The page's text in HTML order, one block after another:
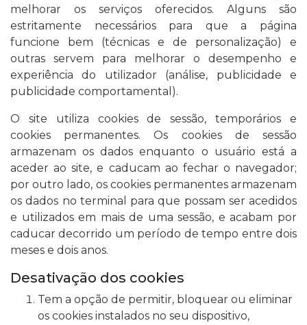
melhorar os serviços oferecidos. Alguns são
estritamente necessários para que a página
funcione bem (técnicas e de personalização) e
outras servem para melhorar o desempenho e
experiência do utilizador (análise, publicidade e
publicidade comportamental).
O site utiliza cookies de sessão, temporários e
cookies permanentes. Os cookies de sessão
armazenam os dados enquanto o usuário está a
aceder ao site, e caducam ao fechar o navegador;
por outro lado, os cookies permanentes armazenam
os dados no terminal para que possam ser acedidos
e utilizados em mais de uma sessão, e acabam por
caducar decorrido um período de tempo entre dois
meses e dois anos.
Desativação dos cookies
Tem a opção de permitir, bloquear ou eliminar
os cookies instalados no seu dispositivo,